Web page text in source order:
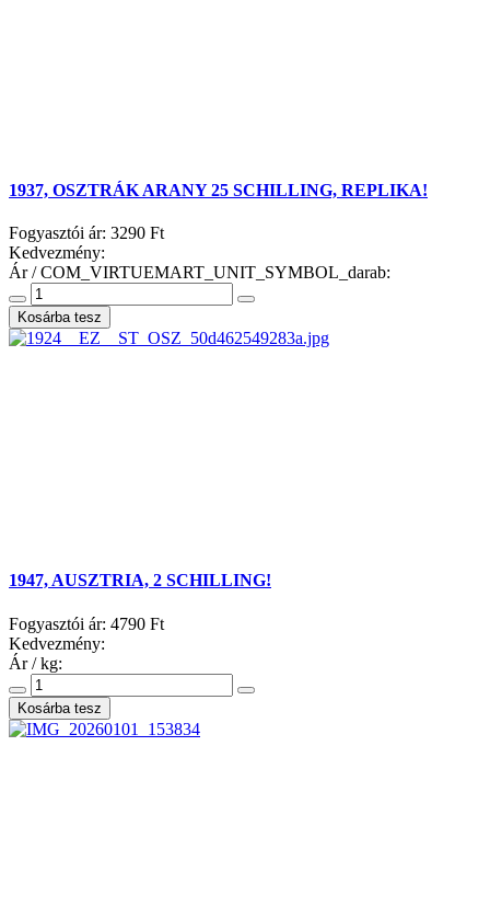
1937, OSZTRÁK ARANY 25 SCHILLING, REPLIKA!
Fogyasztói ár: 3290 Ft
Kedvezmény:
Ár / COM_VIRTUEMART_UNIT_SYMBOL_darab:
1947, AUSZTRIA, 2 SCHILLING!
Fogyasztói ár: 4790 Ft
Kedvezmény:
Ár / kg: